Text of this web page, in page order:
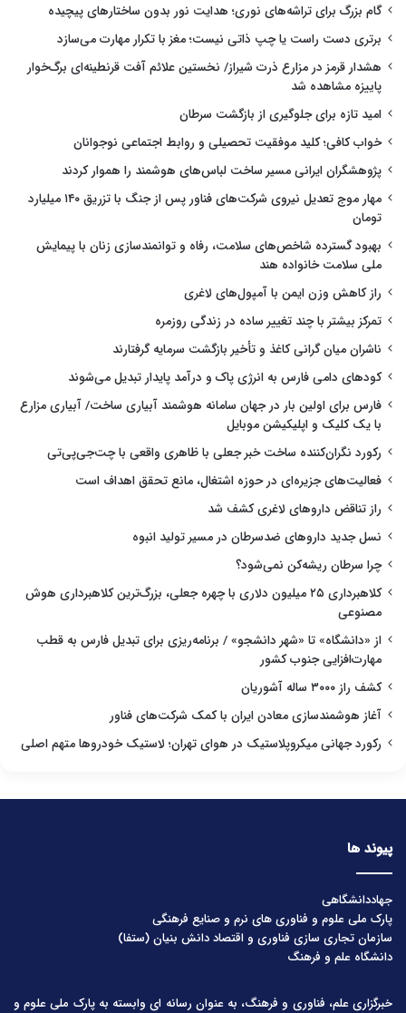
گام بزرگ برای تراشه‌های نوری؛ هدایت نور بدون ساختارهای پیچیده
برتری دست راست یا چپ ذاتی نیست؛ مغز با تکرار مهارت می‌سازد
هشدار قرمز در مزارع ذرت شیراز/ نخستین علائم آفت قرنطینه‌ای برگ‌خوار
پاییزه مشاهده شد
امید تازه برای جلوگیری از بازگشت سرطان
خواب کافی؛ کلید موفقیت تحصیلی و روابط اجتماعی نوجوانان
پژوهشگران ایرانی مسیر ساخت لباس‌های هوشمند را هموار کردند
مهار موج تعدیل نیروی شرکت‌های فناور پس از جنگ با تزریق ۱۴۰ میلیارد
تومان
بهبود گسترده شاخص‌های سلامت، رفاه و توانمندسازی زنان با پیمایش
ملی سلامت خانواده هند
راز کاهش وزن ایمن با آمپول‌های لاغری
تمرکز بیشتر با چند تغییر ساده در زندگی روزمره
ناشران میان گرانی کاغذ و تأخیر بازگشت سرمایه گرفتارند
کودهای دامی فارس به انرژی پاک و درآمد پایدار تبدیل می‌شوند
فارس برای اولین بار در جهان سامانه هوشمند آبیاری ساخت/ آبیاری مزارع
با یک کلیک و اپلیکیشن موبایل
رکورد نگران‌کننده ساخت خبر جعلی با ظاهری واقعی با چت‌جی‌پی‌تی
فعالیت‌های جزیره‌ای در حوزه اشتغال، مانع تحقق اهداف است
راز تناقض داروهای لاغری کشف شد
نسل جدید داروهای ضدسرطان در مسیر تولید انبوه
چرا سرطان ریشه‌کن نمی‌شود؟
کلاهبرداری ۲۵ میلیون دلاری با چهره جعلی، بزرگ‌ترین کلاهبرداری هوش
مصنوعی
از «دانشگاه» تا «شهر دانشجو» / برنامه‌ریزی برای تبدیل فارس به قطب
مهارت‌افزایی جنوب کشور
کشف راز ۳۰۰۰ ساله آشوریان
آغاز هوشمندسازی معادن ایران با کمک شرکت‌های فناور
رکورد جهانی میکروپلاستیک در هوای تهران؛ لاستیک خودروها متهم اصلی
پیوند ها
جهاددانشگاهی
پارک ملی علوم و فناوری های نرم و صنایع فرهنگی
سازمان تجاری سازی فناوری و اقتصاد دانش بنیان (ستفا)
دانشگاه علم و فرهنگ
خبرگزاری علم، فناوری و فرهنگ، به عنوان رسانه ای وابسته به پارک ملی علوم و